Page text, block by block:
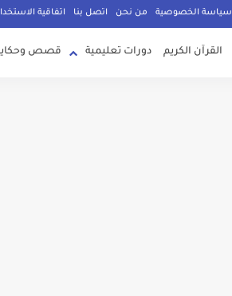
سياسة الخصوصية من نحن اتصل بنا اتفاقية
القرآن الكريم دورات تعليمية قصص